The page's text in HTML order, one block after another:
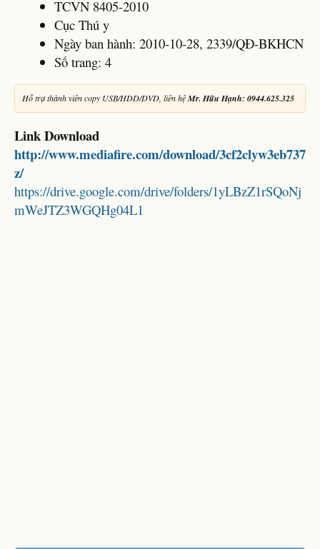
TCVN 8405-2010
Cục Thú y
Ngày ban hành: 2010-10-28, 2339/QĐ-BKHCN
Số trang: 4
Hỗ trợ thành viên copy USB/HDD/DVD, liên hệMr. Hữu Hạnh: 0944.625.325
Link Download
http://www.mediafire.com/download/3cf2clyw3eb737
z/
https://drive.google.com/drive/folders/1yLBzZ1rSQoNj
mWeJTZ3WGQHg04L1